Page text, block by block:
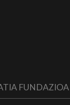
FUNDAZIOA